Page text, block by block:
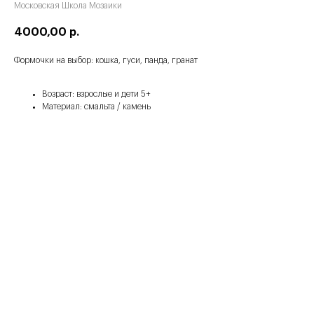
Московская Школа Мозаики
4000,00 р.
Формочки на выбор: кошка, гуси, панда, гранат
Возраст: взрослые и дети 5+
Материал: смальта / камень